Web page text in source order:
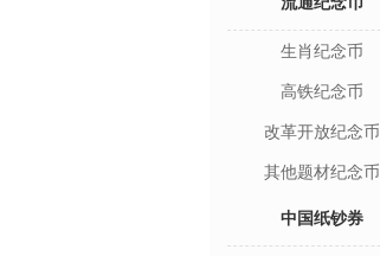
生肖纪念币
高铁纪念币
改革开放纪念币
其他题材纪念币
中国纸钞券